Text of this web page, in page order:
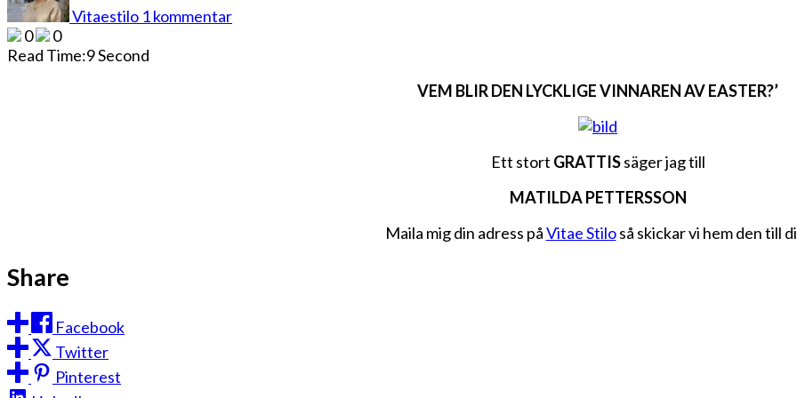
Vitaestilo 1 kommentar
NJUTA
0
0
Read Time:9 Second
VEM BLIR DEN LYCKLIGE VINNAREN AV EASTER?’
Ett stort GRATTISsäger jag till
MATILDA PETTERSSON
Maila mig din adress påVitae Stiloså skickar vi hem den till
Share
Facebook
Twitter
Pinterest